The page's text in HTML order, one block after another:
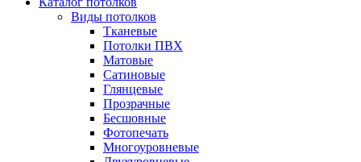
Виды потолков
Тканевые
Потолки ПВХ
Матовые
Сатиновые
Глянцевые
Прозрачные
Бесшовные
Фотопечать
Многоуровневые